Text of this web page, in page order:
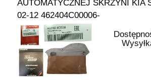
AUTOMATYCZNEJ SKRZYNI KIA
02-12 462404C00006-